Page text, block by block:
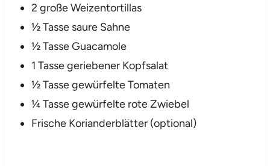
2 große Weizentortillas
½ Tasse saure Sahne
½ Tasse Guacamole
1 Tasse geriebener Kopfsalat
½ Tasse gewürfelte Tomaten
¼ Tasse gewürfelte rote Zwiebel
Frische Korianderblätter (optional)